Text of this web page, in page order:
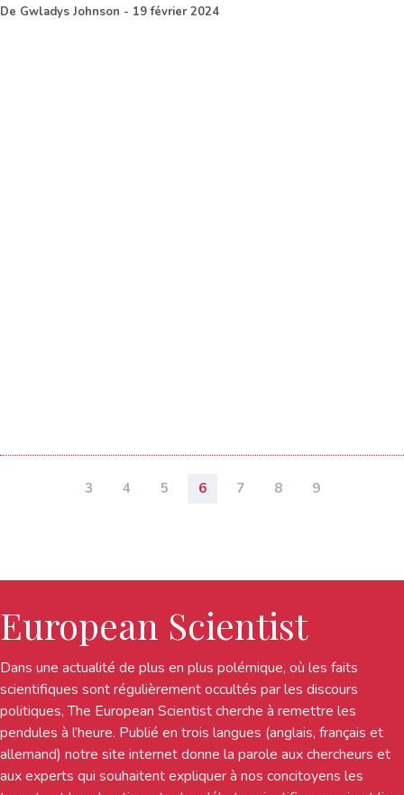
De Gwladys Johnson - 19 février 2024
3 4 5 6 7 8 9
European Scientist
Dans une actualité de plus en plus polémique, où les faits
scientifiques sont régulièrement occultés par les discours
politiques, The European Scientist cherche à remettre les
pendules à l’heure. Publié en trois langues (anglais, français et
allemand) notre site internet donne la parole aux chercheurs et
aux experts qui souhaitent expliquer à nos concitoyens les